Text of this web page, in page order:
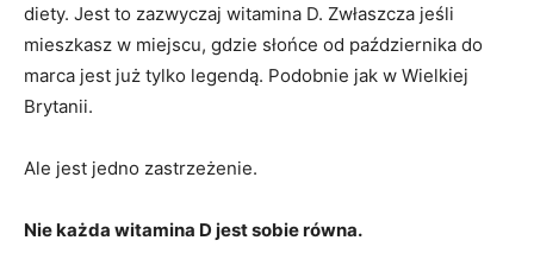
diety. Jest to zazwyczaj witamina D. Zwłaszcza jeśli
mieszkasz w miejscu, gdzie słońce od października do
marca jest już tylko legendą. Podobnie jak w Wielkiej
Brytanii.
Ale jest jedno zastrzeżenie.
Nie każda witamina D jest sobie równa.